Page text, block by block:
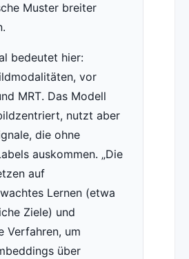
Muster breiter
bedeutet hier:
vor
MRT. Das Modell
nutzt aber
die ohne
auskommen. Die
auf
Lernen (etwa
Ziele) und
Verfahren, um
über